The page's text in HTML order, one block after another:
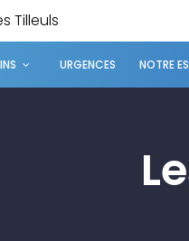
Tilleuls
URGENCES NOTRE